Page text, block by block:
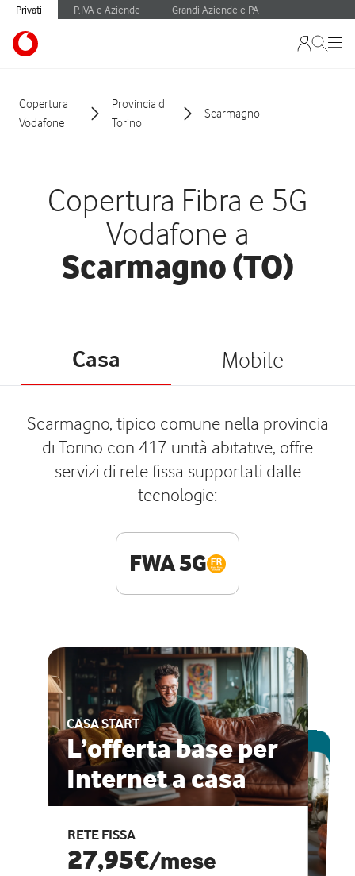
Privati P.IVA e Aziende Grandi Aziende e PA
Copertura
Vodafone
Provincia di
Torino
Scarmagno
Copertura Fibra e 5G
Vodafone a
Scarmagno (TO)
Casa Mobile
Scarmagno, tipico comune nella provincia
di Torino con 417 unità abitative, offre
servizi di rete fissa supportati dalle
tecnologie:
FWA 5G
CASA START
L’offerta base per
Internet a casa
RETE FISSA
27,95€/mese
ESCLUSIVA ONLINE
CASA PRO
Internet veloce e
vantaggi speciali